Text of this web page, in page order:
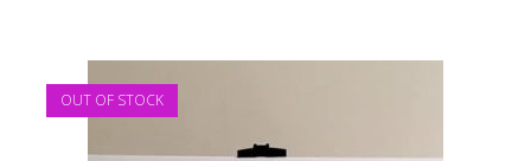
OUT OF STOCK